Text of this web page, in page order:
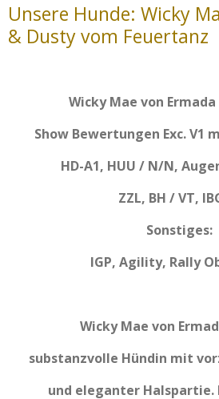
Unsere Hunde: Wicky
& Dusty vom Feuertanz
Wicky Mae von Ermada
Show Bewertungen Exc. V1
HD-A1, HUU / N/N,
ZZL, BH / VT,
Sonstiges:
IGP, Agility, Rally
Wicky Mae von
substanzvolle Hündin mit
und eleganter Halspartie.